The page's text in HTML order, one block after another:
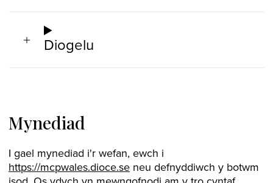
Diogelu
Mynediad
I gael mynediad i'r wefan, ewch i
https://mcpwales.dioce.se neu defnyddiwch y botwm